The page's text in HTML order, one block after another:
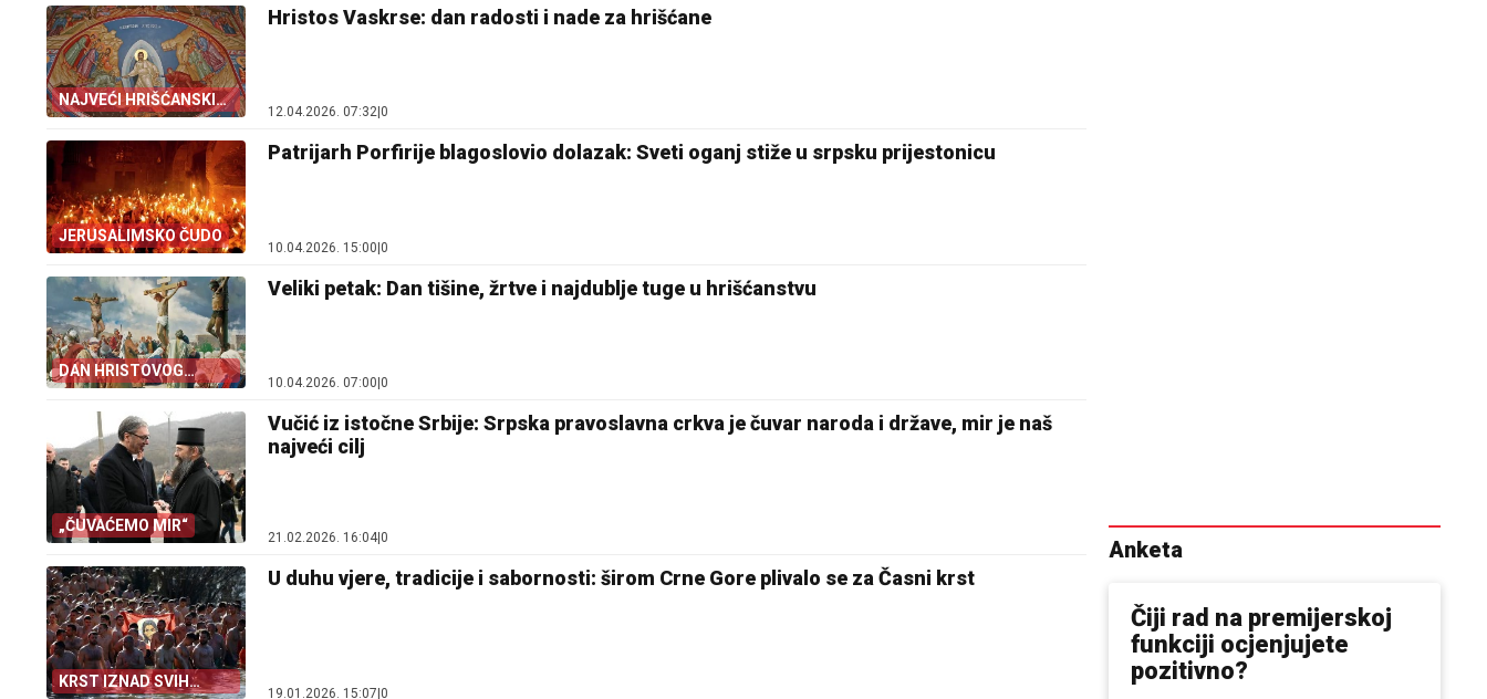
NAJVEĆI HRIŠĆANSKI
PRAZNIK
Hristos Vaskrse: dan radosti i nade za hrišćane
12.04.2026. 07:32 0
JERUSALIMSKO ČUDO
Patrijarh Porfirije blagoslovio dolazak: Sveti oganj stiže u srpsku prijestonicu
10.04.2026. 15:00|0
DAN HRISTOVOG
STRADANJA
Veliki petak: Dan tišine, žrtve i najdublje tuge u hrišćanstvu
10.04.2026. 07:00|0
„ČUVAĆEMO MIR“
Vučić iz istočne Srbije: Srpska pravoslavna crkva je čuvar naroda i države, mir je naš
najveći cilj
21.02.2026. 16:04 0
KRST IZNAD SVIH
U duhu vjere, tradicije i sabornosti: širom Crne Gore plivalo se za Časni krst
19.01.2026. 15:07 0
Anketa
Čiji rad na premijerskoj
funkciji ocjenjujete
pozitivno?